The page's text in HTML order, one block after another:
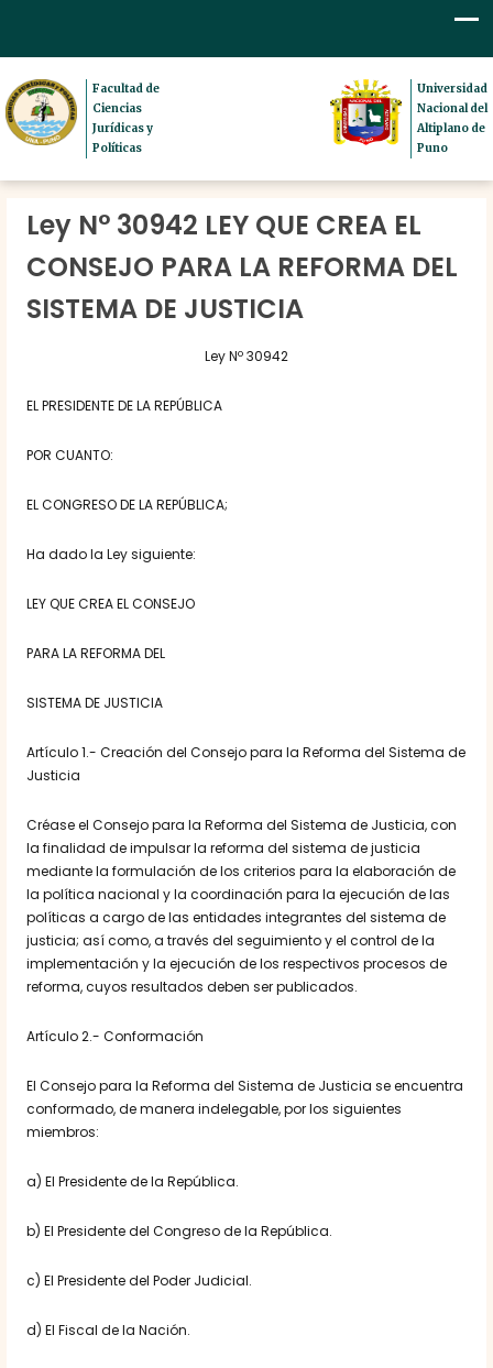
Facultad de
Ciencias
Jurídicas y
Políticas
Universidad
Nacional del
Altiplano de
Puno
Ley N° 30942 LEY QUE CREA EL
CONSEJO PARA LA REFORMA DEL
SISTEMA DE JUSTICIA
Ley Nº 30942
EL PRESIDENTE DE LA REPÚBLICA
POR CUANTO:
EL CONGRESO DE LA REPÚBLICA;
Ha dado la Ley siguiente:
LEY QUE CREA EL CONSEJO
PARA LA REFORMA DEL
SISTEMA DE JUSTICIA
Artículo 1.- Creación del Consejo para la Reforma del Sistema de
Justicia
Créase el Consejo para la Reforma del Sistema de Justicia, con
la finalidad de impulsar la reforma del sistema de justicia
mediante la formulación de los criterios para la elaboración de
la política nacional y la coordinación para la ejecución de las
políticas a cargo de las entidades integrantes del sistema de
justicia; así como, a través del seguimiento y el control de la
implementación y la ejecución de los respectivos procesos de
reforma, cuyos resultados deben ser publicados.
Artículo 2.- Conformación
El Consejo para la Reforma del Sistema de Justicia se encuentra
conformado, de manera indelegable, por los siguientes
miembros:
a) El Presidente de la República.
b) El Presidente del Congreso de la República.
c) El Presidente del Poder Judicial.
d) El Fiscal de la Nación.